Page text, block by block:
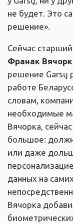
не будет. Это
решение».
Сейчас
Франак
решение Garsų
работе
словам,
необходимые
Вячорка,
большое:
или даже
данных на
Вячорка